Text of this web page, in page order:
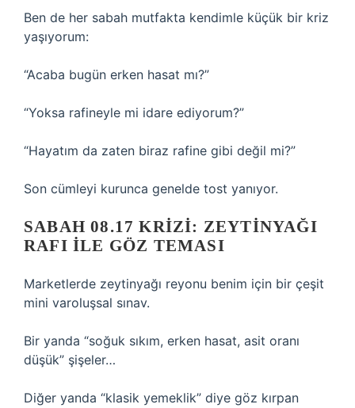
Ben de her sabah mutfakta kendimle küçük bir kriz
yaşıyorum:
“Acaba bugün erken hasat mı?”
“Yoksa rafineyle mi idare ediyorum?”
“Hayatım da zaten biraz rafine gibi değil mi?”
Son cümleyi kurunca genelde tost yanıyor.
SABAH 08.17 KRIZI: ZEYTINYAĞI
RAFI ILE GÖZ TEMASI
Marketlerde zeytinyağı reyonu benim için bir çeşit
mini varoluşsal sınav.
Bir yanda “soğuk sıkım, erken hasat, asit oranı
düşük” şişeler…
Diğer yanda “klasik yemeklik” diye göz kırpan